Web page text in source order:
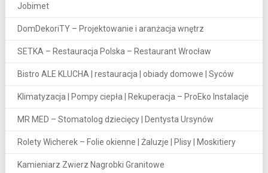
Jobimet
DomDekoriTY – Projektowanie i aranżacja wnętrz
SETKA – Restauracja Polska – Restaurant Wrocław
Bistro ALE KLUCHA | restauracja | obiady domowe | Syców
Klimatyzacja | Pompy ciepła | Rekuperacja – ProEko Instalacje
MR MED – Stomatolog dziecięcy | Dentysta Ursynów
Rolety Wicherek – Folie okienne | Żaluzje | Plisy | Moskitiery
Kamieniarz Zwierz Nagrobki Granitowe